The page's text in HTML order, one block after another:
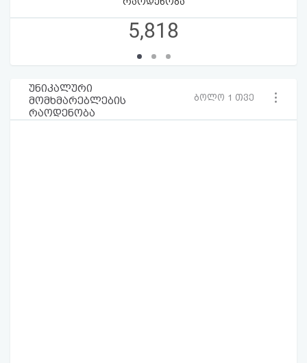
5,818
უნიკალური
მომხმარებლების
რაოდენობა
ბოლო 1 თვე